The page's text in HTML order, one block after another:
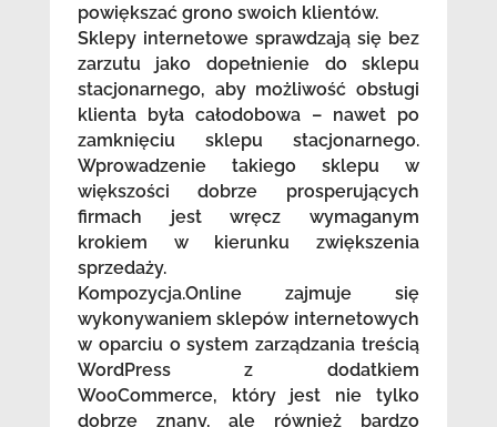
powiększać grono swoich klientów.
Sklepy internetowe sprawdzają się bez
zarzutu jako dopełnienie do sklepu
stacjonarnego, aby możliwość obsługi
klienta była całodobowa – nawet po
zamknięciu sklepu stacjonarnego.
Wprowadzenie takiego sklepu w
większości dobrze prosperujących
firmach jest wręcz wymaganym
krokiem w kierunku zwiększenia
sprzedaży.
Kompozycja.Online zajmuje się
wykonywaniem sklepów internetowych
w oparciu o system zarządzania treścią
WordPress z dodatkiem
WooCommerce, który jest nie tylko
dobrze znany, ale również bardzo